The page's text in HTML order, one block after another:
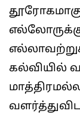
கல்வியில்